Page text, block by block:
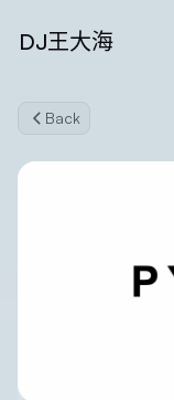
DJ王大海
Back